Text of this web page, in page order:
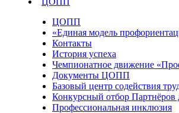
ЦОПП
«Единая модель
Контакты
История успеха
Чемпионатное движение
Документы ЦОПП
Базовый центр содействия
Конкурсный отбор Партнёров
Профессиональная инклюзия